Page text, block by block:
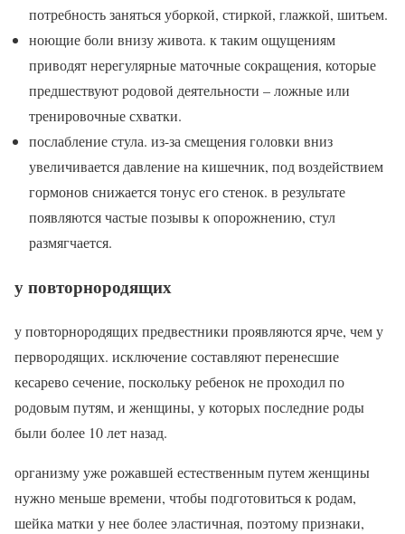
потребность заняться уборкой, стиркой, глажкой, шитьем.
ноющие боли внизу живота. к таким ощущениям
приводят нерегулярные маточные сокращения, которые
предшествуют родовой деятельности – ложные или
тренировочные схватки.
послабление стула. из-за смещения головки вниз
увеличивается давление на кишечник, под воздействием
гормонов снижается тонус его стенок. в результате
появляются частые позывы к опорожнению, стул
размягчается.
у повторнородящих
у повторнородящих предвестники проявляются ярче, чем у
первородящих. исключение составляют перенесшие
кесарево сечение, поскольку ребенок не проходил по
родовым путям, и женщины, у которых последние роды
были более 10 лет назад.
организму уже рожавшей естественным путем женщины
нужно меньше времени, чтобы подготовиться к родам,
шейка матки у нее более эластичная, поэтому признаки,